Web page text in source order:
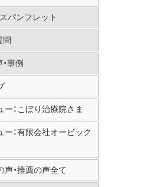
パンフレット
問
事例
ー：こぼり治療院さま
ー：有限会社オービック
声・推薦の声全て